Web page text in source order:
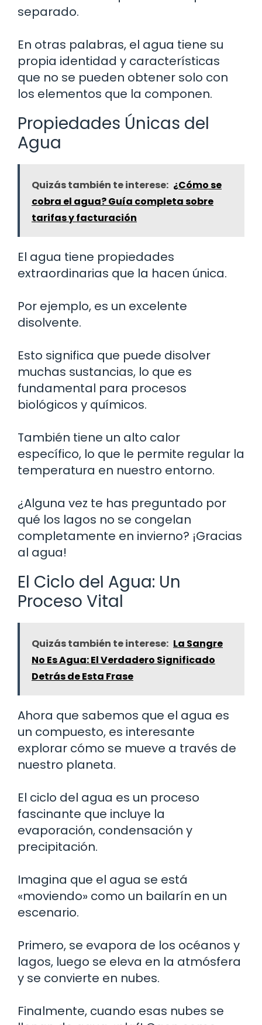
separado.
En otras palabras, el agua tiene su
propia identidad y características
que no se pueden obtener solo con
los elementos que la componen.
Propiedades Únicas del
Agua
Quizás también te interese: ¿Cómo se
cobra el agua? Guía completa sobre
tarifas y facturación
El agua tiene propiedades
extraordinarias que la hacen única.
Por ejemplo, es un excelente
disolvente.
Esto significa que puede disolver
muchas sustancias, lo que es
fundamental para procesos
biológicos y químicos.
También tiene un alto calor
específico, lo que le permite regular la
temperatura en nuestro entorno.
¿Alguna vez te has preguntado por
qué los lagos no se congelan
completamente en invierno? ¡Gracias
al agua!
El Ciclo del Agua: Un
Proceso Vital
Quizás también te interese: La Sangre
No Es Agua: El Verdadero Significado
Detrás de Esta Frase
Ahora que sabemos que el agua es
un compuesto, es interesante
explorar cómo se mueve a través de
nuestro planeta.
El ciclo del agua es un proceso
fascinante que incluye la
evaporación, condensación y
precipitación.
Imagina que el agua se está
«moviendo» como un bailarín en un
escenario.
Primero, se evapora de los océanos y
lagos, luego se eleva en la atmósfera
y se convierte en nubes.
Finalmente, cuando esas nubes se